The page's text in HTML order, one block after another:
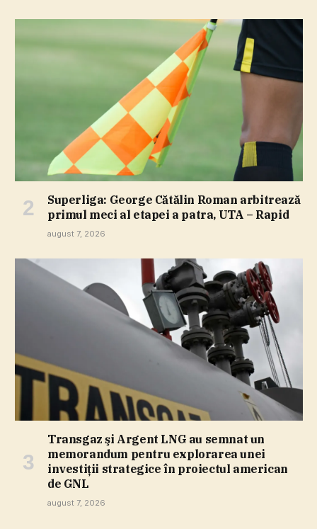
Superliga: George Cătălin Roman arbitrează
primul meci al etapei a patra, UTA – Rapid
august 7, 2026
Transgaz şi Argent LNG au semnat un
memorandum pentru explorarea unei
investiţii strategice în proiectul american
de GNL
august 7, 2026